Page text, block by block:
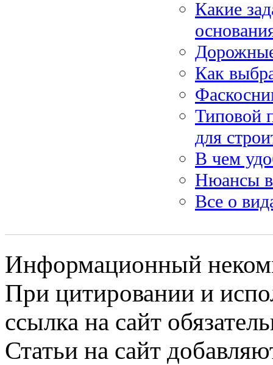
Какие
Как
Типовой
для
В чем
Нюансы
Все о
Информационный
При цитировании и
ссылка на сайт
Статьи на сайт